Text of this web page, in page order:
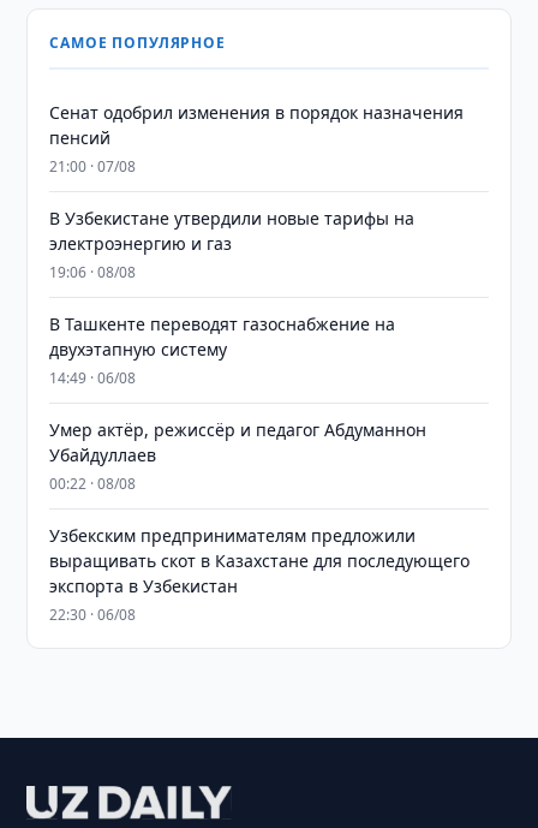
САМОЕ ПОПУЛЯРНОЕ
Сенат одобрил изменения в порядок назначения
пенсий
21:00 · 07/08
В Узбекистане утвердили новые тарифы на
электроэнергию и газ
19:06 · 08/08
В Ташкенте переводят газоснабжение на
двухэтапную систему
14:49 · 06/08
Умер актёр, режиссёр и педагог Абдуманнон
Убайдуллаев
00:22 · 08/08
Узбекским предпринимателям предложили
выращивать скот в Казахстане для последующего
экспорта в Узбекистан
22:30 · 06/08